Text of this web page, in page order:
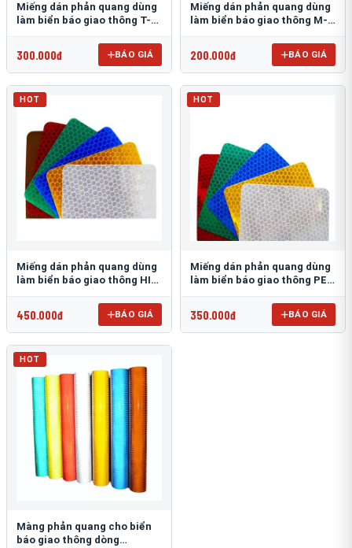
Miếng dán phản quang dùng
làm biển báo giao thông T-
300.000đ BÁO GIÁ
Miếng dán phản quang dùng
làm biển báo giao thông M-
200.000đ BÁO GIÁ
HOT
Miếng dán phản quang dùng
làm biển báo giao thông HIP
450.000đ BÁO GIÁ
HOT
Miếng dán phản quang dùng
làm biển báo giao thông PEG
350.000đ BÁO GIÁ
HOT
Màng phản quang cho biển
báo giao thông dòng